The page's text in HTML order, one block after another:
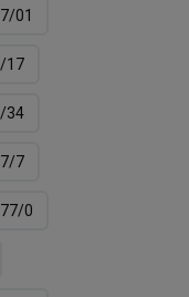
7/01
17
34
7/7
77/0